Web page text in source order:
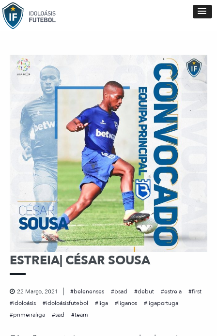
ESTREIA| CÉSAR SOUSA
22 Março, 2021 belenenses bsad debut estreia
first
idoloásis
idoloásisfutebol liga liganos
ligaportugal
primeiraliga
sad team